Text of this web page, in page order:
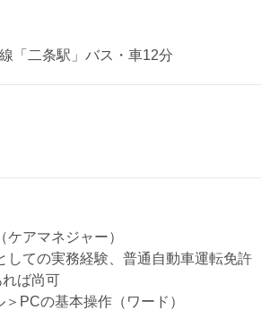
「二条駅」バス・車12分
アマネジャー）
しての実務経験、普通自動車運転免許
れば尚可
PCの基本操作（ワード）